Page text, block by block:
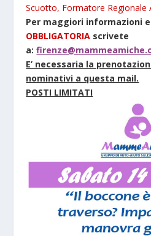
Scuotto, Formatore Regionale
Per maggiori informazioni e
OBBLIGATORIA scrivete
a:
E’ necessaria la
nominativi a questa mail.
POSTI LIMITATI